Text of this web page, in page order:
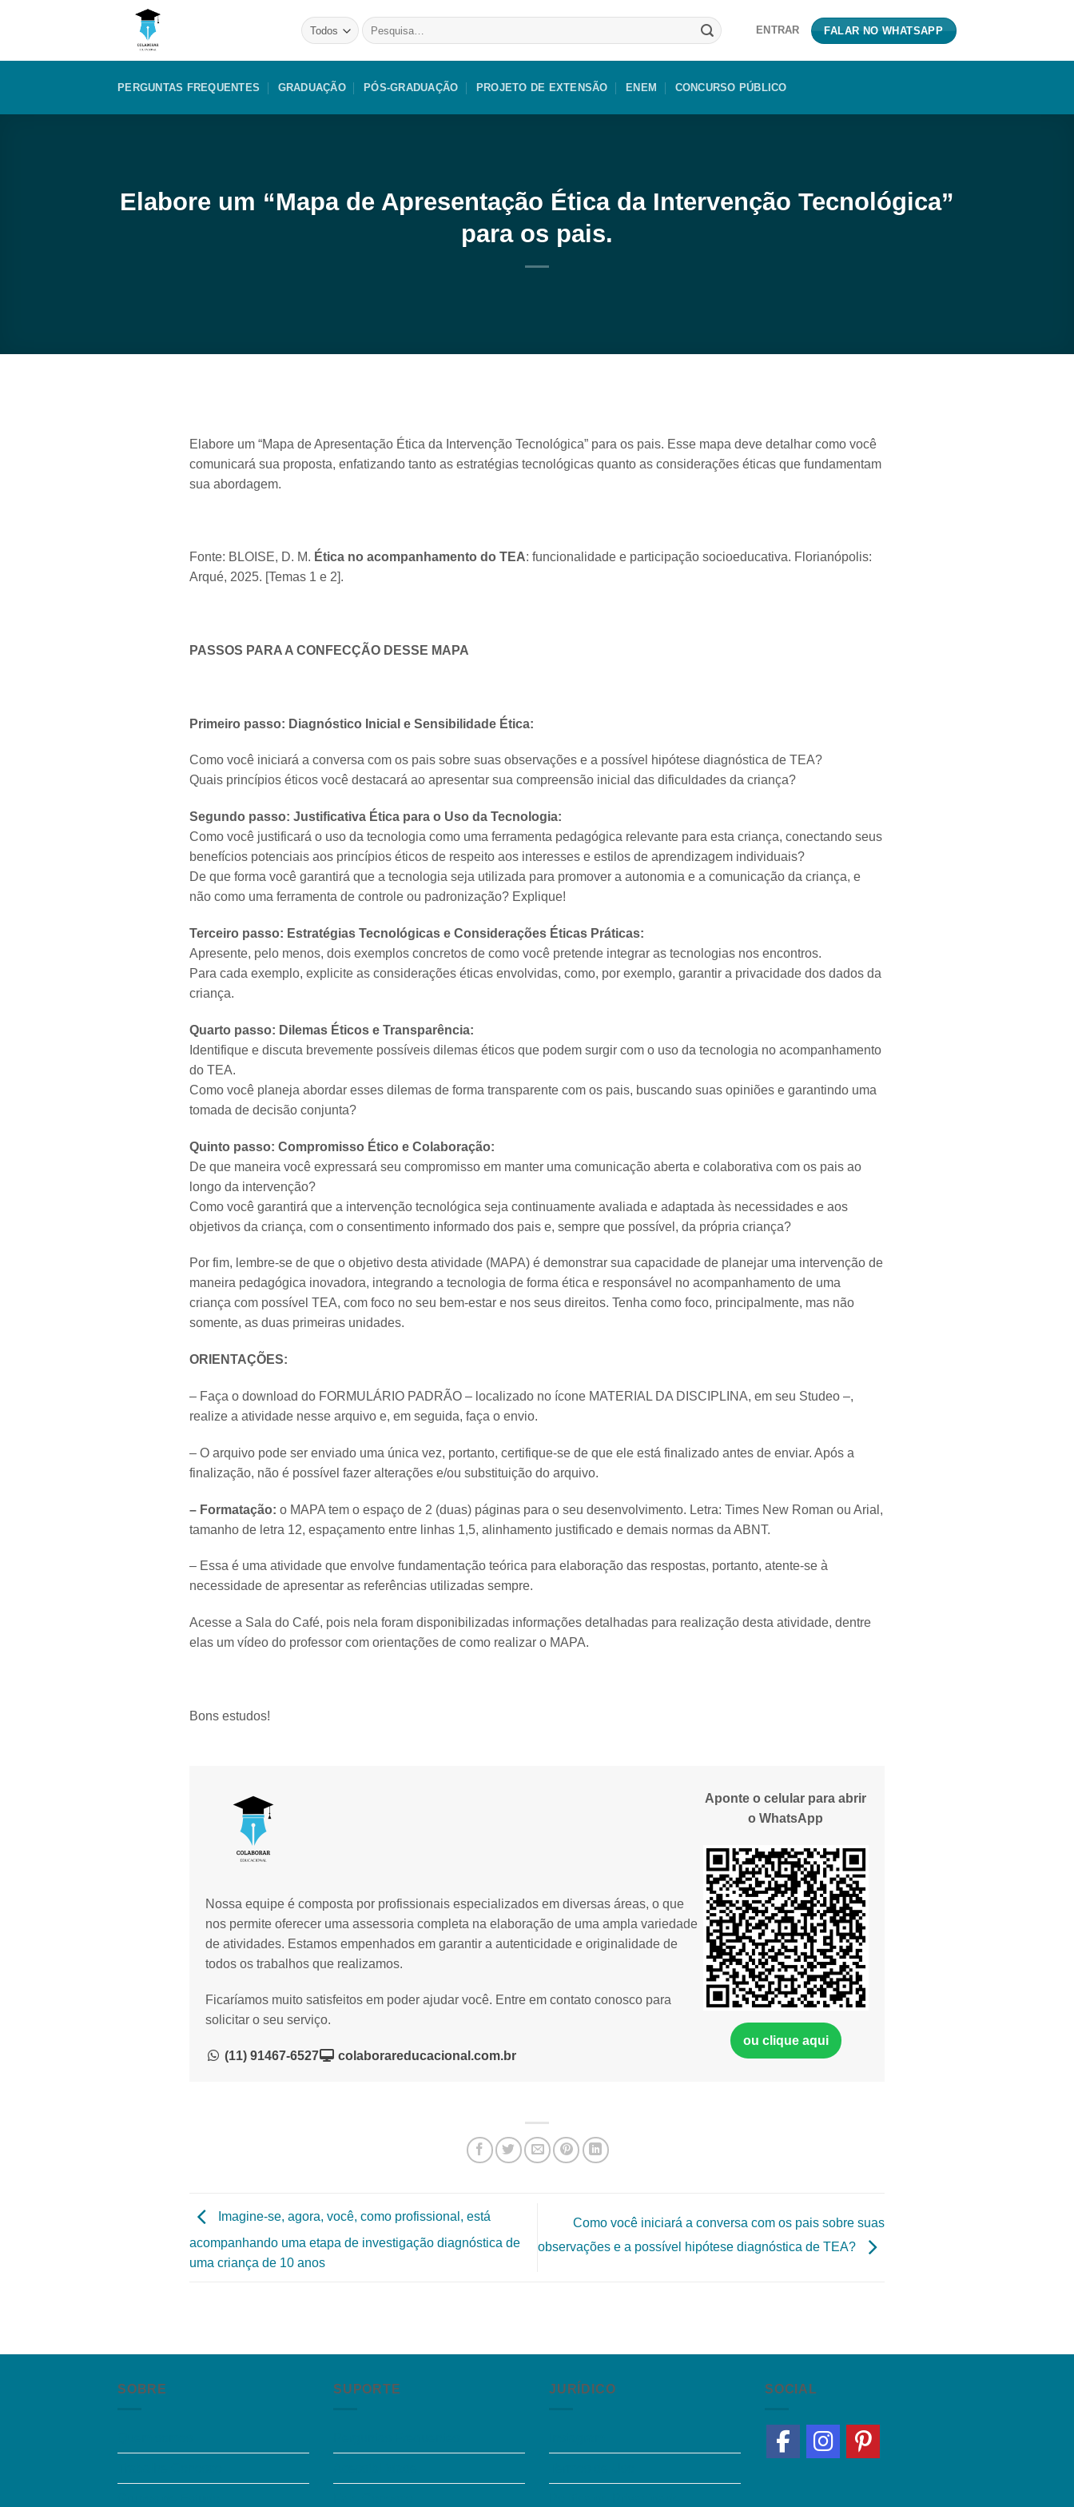
Pesquisar
por:
ENTRAR FALAR NO WHATSAPP
PERGUNTAS FREQUENTES GRADUAÇÃO PÓS-GRADUAÇÃO PROJETO DE EXTENSÃO ENEM CONCURSO PÚBLICO
Elabore um “Mapa de Apresentação Ética da Intervenção Tecnológica”
para os pais.
Elabore um “Mapa de Apresentação Ética da Intervenção Tecnológica” para os pais. Esse mapa deve detalhar como você
comunicará sua proposta, enfatizando tanto as estratégias tecnológicas quanto as considerações éticas que fundamentam
sua abordagem.
Fonte: BLOISE, D. M. Ética no acompanhamento do TEA: funcionalidade e participação socioeducativa. Florianópolis:
Arqué, 2025. [Temas 1 e 2].
PASSOS PARA A CONFECÇÃO DESSE MAPA
Primeiro passo: Diagnóstico Inicial e Sensibilidade Ética:
Como você iniciará a conversa com os pais sobre suas observações e a possível hipótese diagnóstica de TEA?
Quais princípios éticos você destacará ao apresentar sua compreensão inicial das dificuldades da criança?
Segundo passo: Justificativa Ética para o Uso da Tecnologia:
Como você justificará o uso da tecnologia como uma ferramenta pedagógica relevante para esta criança, conectando seus
benefícios potenciais aos princípios éticos de respeito aos interesses e estilos de aprendizagem individuais?
De que forma você garantirá que a tecnologia seja utilizada para promover a autonomia e a comunicação da criança, e
não como uma ferramenta de controle ou padronização? Explique!
Terceiro passo: Estratégias Tecnológicas e Considerações Éticas Práticas:
Apresente, pelo menos, dois exemplos concretos de como você pretende integrar as tecnologias nos encontros.
Para cada exemplo, explicite as considerações éticas envolvidas, como, por exemplo, garantir a privacidade dos dados da
criança.
Quarto passo: Dilemas Éticos e Transparência:
Identifique e discuta brevemente possíveis dilemas éticos que podem surgir com o uso da tecnologia no acompanhamento
do TEA.
Como você planeja abordar esses dilemas de forma transparente com os pais, buscando suas opiniões e garantindo uma
tomada de decisão conjunta?
Quinto passo: Compromisso Ético e Colaboração:
De que maneira você expressará seu compromisso em manter uma comunicação aberta e colaborativa com os pais ao
longo da intervenção?
Como você garantirá que a intervenção tecnológica seja continuamente avaliada e adaptada às necessidades e aos
objetivos da criança, com o consentimento informado dos pais e, sempre que possível, da própria criança?
Por fim, lembre-se de que o objetivo desta atividade (MAPA) é demonstrar sua capacidade de planejar uma intervenção de
maneira pedagógica inovadora, integrando a tecnologia de forma ética e responsável no acompanhamento de uma
criança com possível TEA, com foco no seu bem-estar e nos seus direitos. Tenha como foco, principalmente, mas não
somente, as duas primeiras unidades.
ORIENTAÇÕES:
– Faça o download do FORMULÁRIO PADRÃO – localizado no ícone MATERIAL DA DISCIPLINA, em seu Studeo –,
realize a atividade nesse arquivo e, em seguida, faça o envio.
– O arquivo pode ser enviado uma única vez, portanto, certifique-se de que ele está finalizado antes de enviar. Após a
finalização, não é possível fazer alterações e/ou substituição do arquivo.
– Formatação: o MAPA tem o espaço de 2 (duas) páginas para o seu desenvolvimento. Letra: Times New Roman ou Arial,
tamanho de letra 12, espaçamento entre linhas 1,5, alinhamento justificado e demais normas da ABNT.
– Essa é uma atividade que envolve fundamentação teórica para elaboração das respostas, portanto, atente-se à
necessidade de apresentar as referências utilizadas sempre.
Acesse a Sala do Café, pois nela foram disponibilizadas informações detalhadas para realização desta atividade, dentre
elas um vídeo do professor com orientações de como realizar o MAPA.
Bons estudos!
Nossa equipe é composta por profissionais especializados em diversas áreas, o que
nos permite oferecer uma assessoria completa na elaboração de uma ampla variedade
de atividades. Estamos empenhados em garantir a autenticidade e originalidade de
todos os trabalhos que realizamos.
Ficaríamos muito satisfeitos em poder ajudar você. Entre em contato conosco para
solicitar o seu serviço.
(11) 91467-6527 colaborareducacional.com.br
Aponte o celular para abrir
o WhatsApp
ou clique aqui
Imagine-se, agora, você, como profissional, está
acompanhando uma etapa de investigação diagnóstica de
uma criança de 10 anos
Como você iniciará a conversa com os pais sobre suas
observações e a possível hipótese diagnóstica de TEA?
SOBRE SUPORTE JURÍDICO SOCIAL